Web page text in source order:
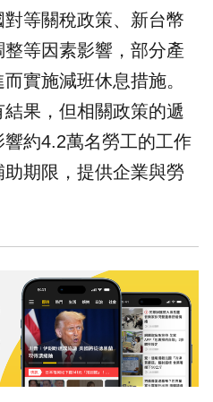
等關稅政策、新台幣
等因素影響，部分產
實施減班休息措施。
果，但相關政策的遞
約4.2萬名勞工的工作
助期限，提供企業與勞